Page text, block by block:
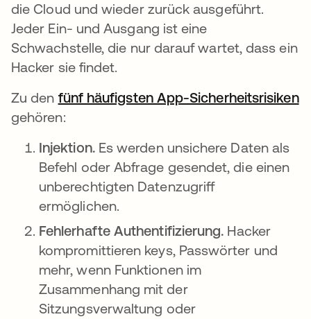
die Cloud und wieder zurück ausgeführt.
Jeder Ein- und Ausgang ist eine
Schwachstelle, die nur darauf wartet, dass ein
Hacker sie findet.
Zu den fünf häufigsten App-Sicherheitsrisiken
gehören:
Injektion. Es werden unsichere Daten als
Befehl oder Abfrage gesendet, die einen
unberechtigten Datenzugriff
ermöglichen.
Fehlerhafte Authentifizierung. Hacker
kompromittieren keys, Passwörter und
mehr, wenn Funktionen im
Zusammenhang mit der
Sitzungsverwaltung oder